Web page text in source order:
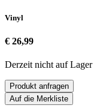
Vinyl
€ 26,99
Derzeit nicht auf Lager
Produkt anfragen
Auf die Merkliste